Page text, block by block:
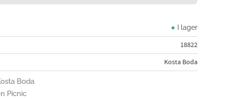
I lager
18822
Kosta Boda
Boda
Picnic